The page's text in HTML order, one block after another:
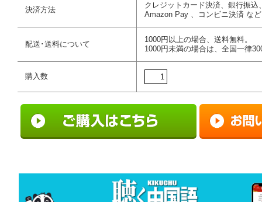
決済方法
クレジットカード決済、銀行振込
Amazon Pay 、コンビニ決済 など
配送･送料について
1000円以上の場合、送料無料。
1000円未満の場合は、全国一律
購入数